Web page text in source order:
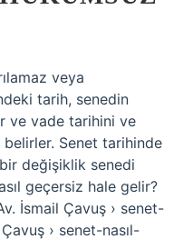
veya
tarih, senedin
ve vade tarihini ve
belirler. Senet tarihinde
değişiklik senedi
geçersiz hale gelir?
İsmail Çavuş › senet-
› senet-nasıl-